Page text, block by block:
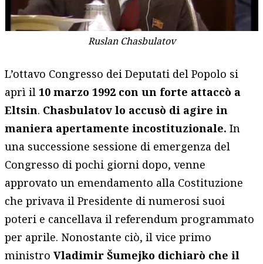
Ruslan Chasbulatov
L’ottavo Congresso dei Deputati del Popolo si
aprì il10 marzo 1992 con un forte attaccò a
Eltsin. Chasbulatov lo accusò di agire in
maniera apertamente incostituzionale. In
una successione sessione di emergenza del
Congresso di pochi giorni dopo, venne
approvato un emendamento alla Costituzione
che privava il Presidente di numerosi suoi
poteri e cancellava il referendum programmato
per aprile. Nonostante ciò, il vice primo
ministroVladimir Šumejko dichiarò che il